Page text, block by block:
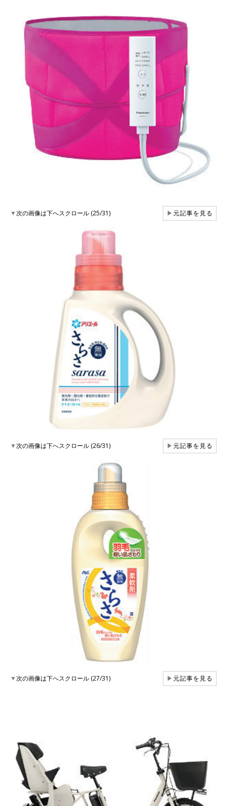
▼次の画像は下へスクロール (25/31) ▶元記事を見る
▼次の画像は下へスクロール (26/31) ▶元記事を見る
▼次の画像は下へスクロール (27/31) ▶元記事を見る